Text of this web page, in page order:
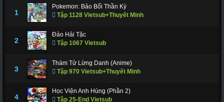
1
Pokemon: Bảo Bối Thần Kỳ
Tập 1128 Vietsub+Thuyết Minh
2
Đảo Hải Tặc
Tập 1067 Vietsub
3
Thám Tử Lừng Danh (Anime)
Tập 970 Vietsub+Thuyết Minh
4
Học Viện Anh Hùng (Phần 2)
Tập 25-End Vietsub